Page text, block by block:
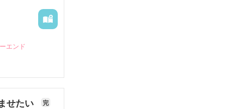
エンド
せたい 完